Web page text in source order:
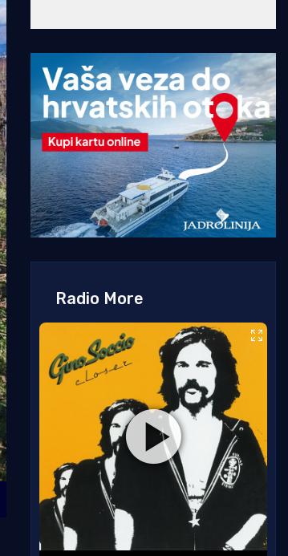
Radio More